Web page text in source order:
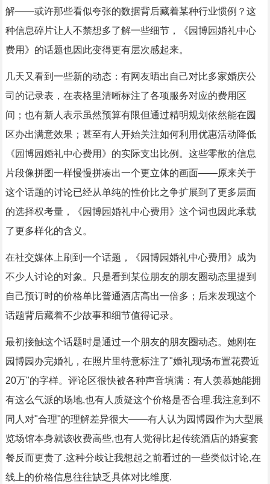
解——或许那些看似夸张的数据背后藏着某种行业惯例？这
种信息碎片让人不禁想多了解一些细节，《园博园婚礼中心
费用》的话题也因此变得更有层次感起来。
几天又看到一些新的动态：有网友晒出自己对比多家婚庆公
司的记录表，在表格里清晰标注了各项服务对应的费用区
间；也有新人表示虽然预算有限但通过精明规划依然能在园
区办出满意效果；甚至有人开始关注如何利用优惠活动降低
《园博园婚礼中心费用》的实际支出比例。这些零散的信息
片段像拼图一样慢慢拼凑出一个更立体的画面——原来关于
这个话题的讨论已经从单纯的性价比之争扩展到了更多层面
的选择权考量，《园博园婚礼中心费用》这个词也因此承载
了更多样化的含义。
在社交媒体上刷到一个话题，《园博园婚礼中心费用》成为
不少人讨论的对象。只是看到某位朋友的朋友圈动态里提到
自己预订时的价格单比普通酒店高出一倍多；后来发现这个
话题背后藏着不少故事和细节值得记录。
最初接触这个话题时是通过一个朋友的朋友圈动态。她刚在
园博园办完婚礼，在照片里特意标注了"婚礼现场布置花费近
20万"的字样。评论区很快被各种声音填满：有人羡慕她能拥
有这么气派的场地,也有人质疑这个价格是否合理.我注意到不
同人对"合理"的理解差异很大——有人认为园博园作为大型展
览场馆本身就该收费高些,也有人觉得比起传统酒店的婚宴套
餐反而更贵了.这种分歧让我想起之前看过的一些类似讨论,在
线上的价格信息往往缺乏具体对比维度.